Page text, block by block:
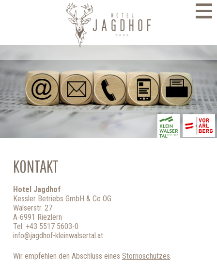
KONTAKT
Hotel Jagdhof
Kessler Betriebs GmbH & Co OG
Walserstr. 27
A-6991 Riezlern
Tel: +43 5517 5603-0
info@jagdhof-kleinwalsertal.at
Wir empfehlen den Abschluss eines Stornoschutzes